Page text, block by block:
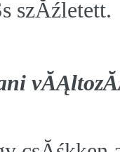
szĂźletett.